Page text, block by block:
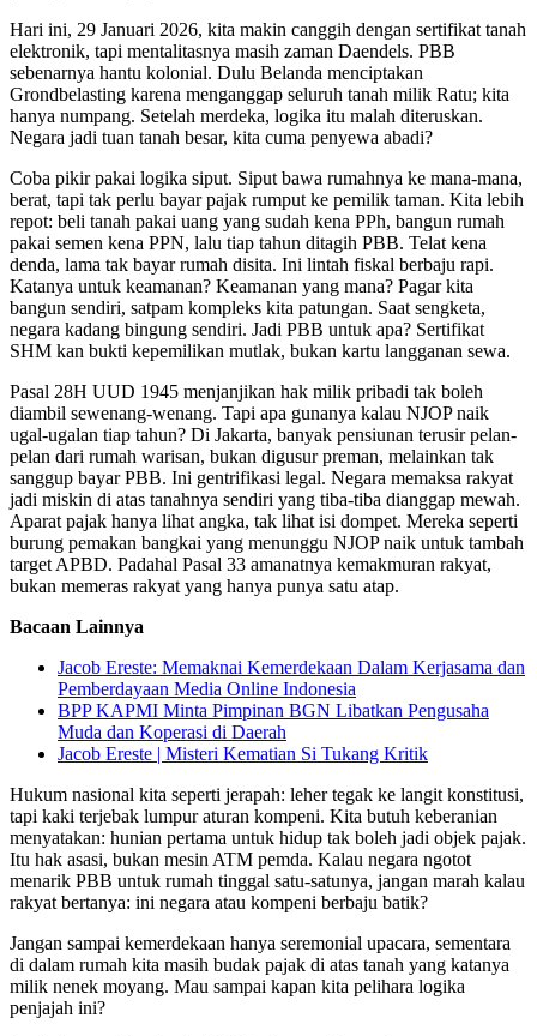
Hari ini, 29 Januari 2026, kita makin canggih dengan sertifikat tanah
elektronik, tapi mentalitasnya masih zaman Daendels. PBB
sebenarnya hantu kolonial. Dulu Belanda menciptakan
Grondbelasting karena menganggap seluruh tanah milik Ratu; kita
hanya numpang. Setelah merdeka, logika itu malah diteruskan.
Negara jadi tuan tanah besar, kita cuma penyewa abadi?
Coba pikir pakai logika siput. Siput bawa rumahnya ke mana-mana,
berat, tapi tak perlu bayar pajak rumput ke pemilik taman. Kita lebih
repot: beli tanah pakai uang yang sudah kena PPh, bangun rumah
pakai semen kena PPN, lalu tiap tahun ditagih PBB. Telat kena
denda, lama tak bayar rumah disita. Ini lintah fiskal berbaju rapi.
Katanya untuk keamanan? Keamanan yang mana? Pagar kita
bangun sendiri, satpam kompleks kita patungan. Saat sengketa,
negara kadang bingung sendiri. Jadi PBB untuk apa? Sertifikat
SHM kan bukti kepemilikan mutlak, bukan kartu langganan sewa.
Pasal 28H UUD 1945 menjanjikan hak milik pribadi tak boleh
diambil sewenang-wenang. Tapi apa gunanya kalau NJOP naik
ugal-ugalan tiap tahun? Di Jakarta, banyak pensiunan terusir pelan-
pelan dari rumah warisan, bukan digusur preman, melainkan tak
sanggup bayar PBB. Ini gentrifikasi legal. Negara memaksa rakyat
jadi miskin di atas tanahnya sendiri yang tiba-tiba dianggap mewah.
Aparat pajak hanya lihat angka, tak lihat isi dompet. Mereka seperti
burung pemakan bangkai yang menunggu NJOP naik untuk tambah
target APBD. Padahal Pasal 33 amanatnya kemakmuran rakyat,
bukan memeras rakyat yang hanya punya satu atap.
Bacaan Lainnya
Jacob Ereste: Memaknai Kemerdekaan Dalam Kerjasama dan
Pemberdayaan Media Online Indonesia
BPP KAPMI Minta Pimpinan BGN Libatkan Pengusaha
Muda dan Koperasi di Daerah
Jacob Ereste | Misteri Kematian Si Tukang Kritik
Hukum nasional kita seperti jerapah: leher tegak ke langit konstitusi,
tapi kaki terjebak lumpur aturan kompeni. Kita butuh keberanian
menyatakan: hunian pertama untuk hidup tak boleh jadi objek pajak.
Itu hak asasi, bukan mesin ATM pemda. Kalau negara ngotot
menarik PBB untuk rumah tinggal satu-satunya, jangan marah kalau
rakyat bertanya: ini negara atau kompeni berbaju batik?
Jangan sampai kemerdekaan hanya seremonial upacara, sementara
di dalam rumah kita masih budak pajak di atas tanah yang katanya
milik nenek moyang. Mau sampai kapan kita pelihara logika
penjajah ini?